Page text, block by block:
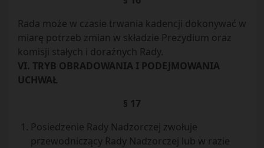
Rada może w czasie trwania kadencji dokonywać w
miarę potrzeb zmian w składzie Prezydium oraz
komisji stałych i doraźnych Rady.
VI. TRYB OBRADOWANIA I PODEJMOWANIA
UCHWAŁ
§ 17
Posiedzenie Rady Nadzorczej zwołuje
przewodniczący Rady Nadzorczej lub w razie